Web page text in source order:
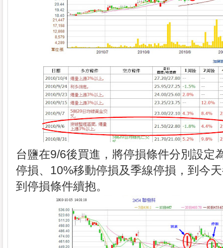
台鹽在9/6後買進，將停損條件分別設定
停損、10%移動停損及季線停損，到今
到停損條件續抱。